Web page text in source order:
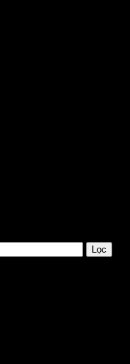
Lọc